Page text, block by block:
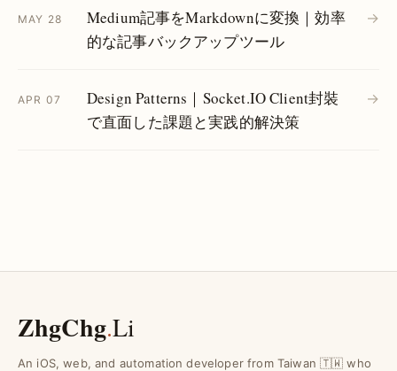
MAY 28
Medium記事をMarkdownに変換｜効率
的な記事バックアップツール
→
APR 07
Design Patterns｜Socket.IO Client封裝
で直面した課題と実践的解決策
→
ZhgChg.Li
An iOS, web, and automation developer from Taiwan 🇹🇼 who